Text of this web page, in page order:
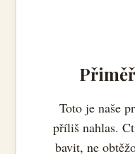
Toto je naše
příliš nahlas.
bavit, ne